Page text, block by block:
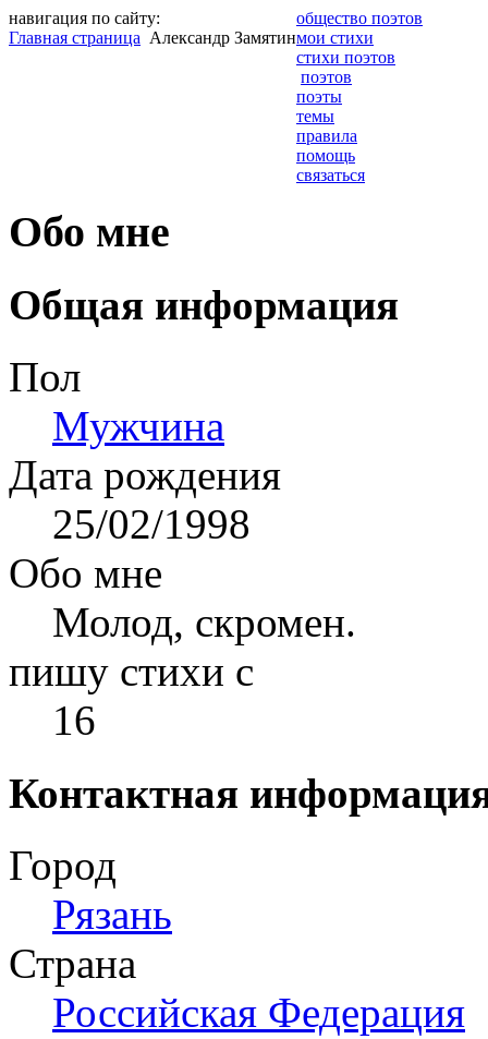
навигация по сайту:
Главная страница Александр Замятин
общество поэтов
мои стихи
стихи поэтов
поэтов
поэты
темы
правила
помощь
связаться
Обо мне
Общая информация
Пол
Мужчина
Дата рождения
25/02/1998
Обо мне
Молод, скромен.
пишу стихи с
16
Контактная
Город
Рязань
Страна
Российская Федерация